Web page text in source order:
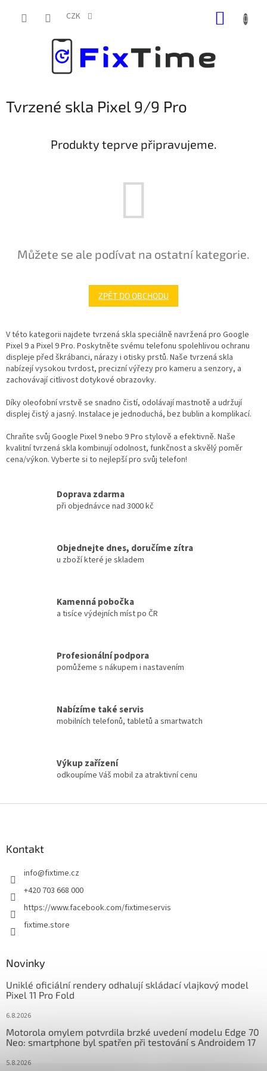
CZK
Tvrzené skla Pixel 9/9 Pro
Produkty teprve připravujeme.
Můžete se ale podívat na ostatní kategorie.
ZPĚT DO OBCHODU
V této kategorii najdete tvrzená skla speciálně navržená pro Google
Pixel 9 a Pixel 9 Pro. Poskytněte svému telefonu spolehlivou ochranu
displeje před škrábanci, nárazy i otisky prstů. Naše tvrzená skla
nabízejí vysokou tvrdost, precizní výřezy pro kameru a senzory, a
zachovávají citlivost dotykové obrazovky.
Díky oleofobní vrstvě se snadno čistí, odolávají mastnotě a udržují
displej čistý a jasný. Instalace je jednoduchá, bez bublin a komplikací.
Chraňte svůj Google Pixel 9 nebo 9 Pro stylově a efektivně. Naše
kvalitní tvrzená skla kombinují odolnost, funkčnost a skvělý poměr
cena/výkon. Vyberte si to nejlepší pro svůj telefon!
Doprava zdarma
při objednávce nad 3000 kč
Objednejte dnes, doručíme zítra
u zboží které je skladem
Kamenná pobočka
a tisíce výdejních míst po ČR
Profesionální podpora
pomůžeme s nákupem i nastavením
Nabízíme také servis
mobilních telefonů, tabletů a smartwatch
Výkup zařízení
odkoupíme Váš mobil za atraktivní cenu
Kontakt
info@fixtime.cz
+420 703 668 000
https://www.facebook.com/fixtimeservis
fixtime.store
Novinky
Uniklé oficiální rendery odhalují skládací vlajkový model
Pixel 11 Pro Fold
6.8.2026
Motorola omylem potvrdila brzké uvedení modelu Edge 70
Neo: smartphone byl spatřen při testování s Androidem 17
5.8.2026